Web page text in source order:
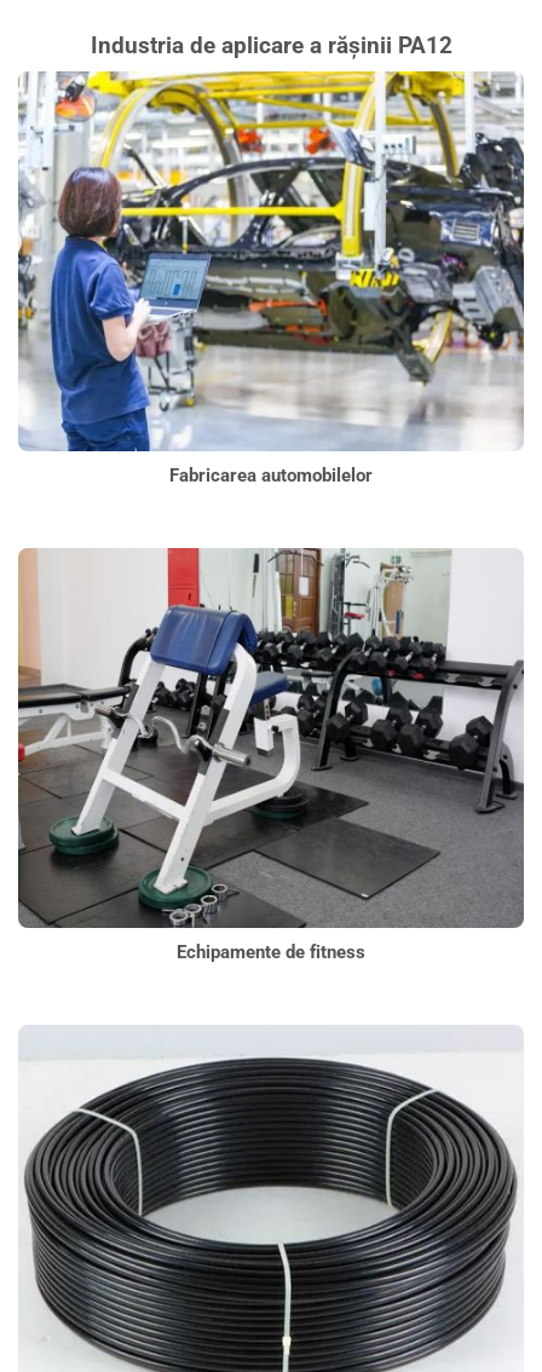
Industria de aplicare a rășinii PA12
Fabricarea automobilelor
Echipamente de fitness